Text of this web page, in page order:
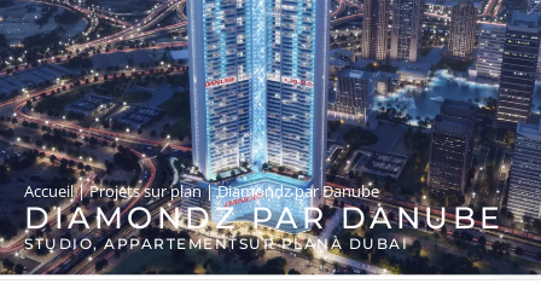
Accueil|Projets sur plan|Diamondz par Danube
DIAMONDZ PAR DANUBE
STUDIO, APPARTEMENTSUR PLANÀ DUBAI